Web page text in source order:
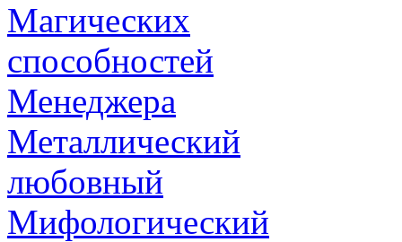
Магических
способностей
Менеджера
Металлический
любовный
Мифологический